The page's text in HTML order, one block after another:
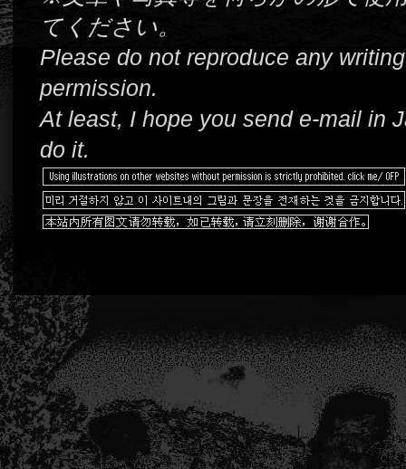
てください。
Please do not reproduce any
permission.
At least, I hope you send e-mail in
do it.